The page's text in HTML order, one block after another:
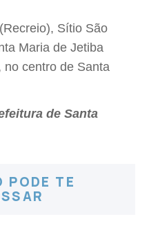
Sítio São
Maria de Jetiba
no centro de Santa
de Santa
PODE TE